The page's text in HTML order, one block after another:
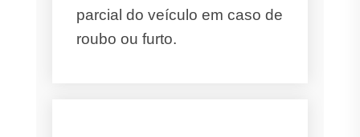
parcial do veículo em caso de
roubo ou furto.